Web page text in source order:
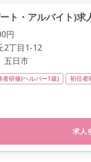
ト・アルバイト)求
円
2丁目1-12
五日市
者研修(ヘルパー1級) 初任者
求人